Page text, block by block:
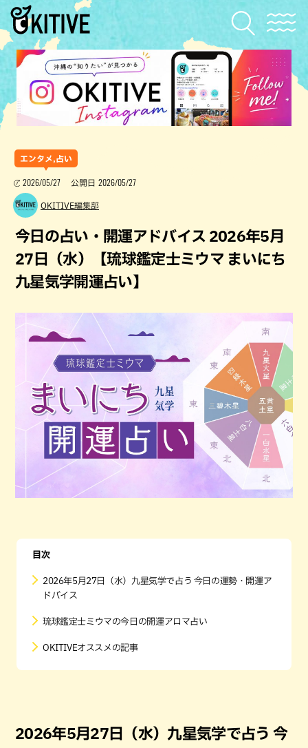
エンタメ,占い
2026/05/27 公開日 2026/05/27
OKITIVE編集部
今日の占い・開運アドバイス 2026年5月
27日（水）【琉球鑑定士ミウマ まいにち
九星気学開運占い】
目次
2026年5月27日（水）九星気学で占う 今日の運勢・開運ア
ドバイス
琉球鑑定士ミウマの今日の開運アロマ占い
OKITIVEオススメの記事
2026年5月27日（水）九星気学で占う 今